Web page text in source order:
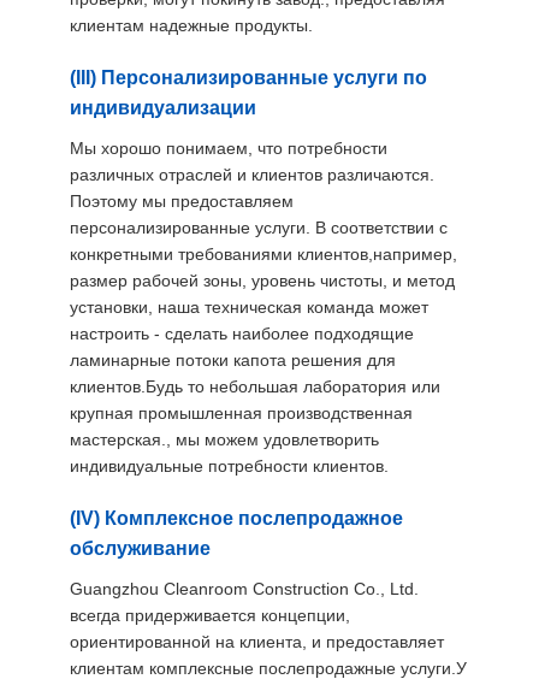
клиентам надежные продукты.
(III) Персонализированные услуги по
индивидуализации
Мы хорошо понимаем, что потребности
различных отраслей и клиентов различаются.
Поэтому мы предоставляем
персонализированные услуги. В соответствии с
конкретными требованиями клиентов,например,
размер рабочей зоны, уровень чистоты, и метод
установки, наша техническая команда может
настроить - сделать наиболее подходящие
ламинарные потоки капота решения для
клиентов.Будь то небольшая лаборатория или
крупная промышленная производственная
мастерская., мы можем удовлетворить
индивидуальные потребности клиентов.
(IV) Комплексное послепродажное
обслуживание
Guangzhou Cleanroom Construction Co., Ltd.
всегда придерживается концепции,
ориентированной на клиента, и предоставляет
клиентам комплексные послепродажные услуги.У